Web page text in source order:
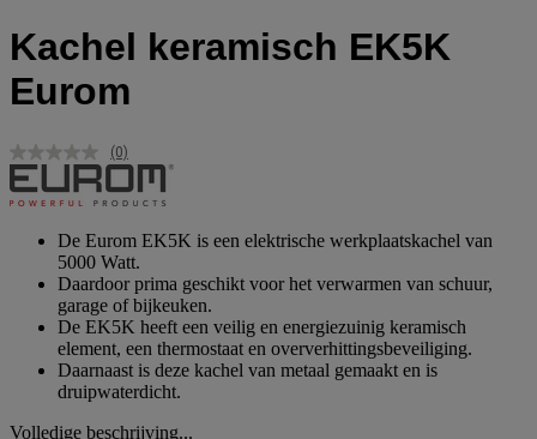
Kachel keramisch EK5K
Eurom
Geen
scorewaarde.
Dezelfde
(0)
De Eurom EK5K is een elektrische werkplaatskachel van
5000 Watt.
Daardoor prima geschikt voor het verwarmen van schuur,
garage of bijkeuken.
De EK5K heeft een veilig en energiezuinig keramisch
element, een thermostaat en oververhittingsbeveiliging.
Daarnaast is deze kachel van metaal gemaakt en is
druipwaterdicht.
Volledige beschrijving...